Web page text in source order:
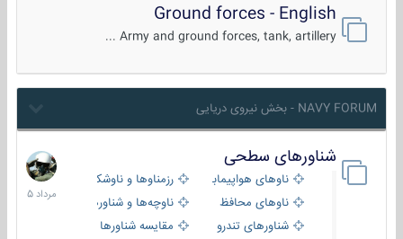
Ground forces - English
Army and ground forces, tank, artillery ...
NAVY FORUM - بخش نیروی دریایی
شناورهای سطحی
ناوهای هواپیمابر و بالگرد بررزمناوها و ناوشکن‌ها
ناوهای محافظ
ناوچه‌ها و شناورهای گشتی
شناورهای تندرو
مقایسه شناورها
2
مرداد
1405